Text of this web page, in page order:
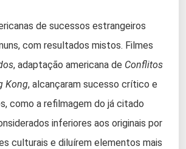
de sucessos estrangeiros
com resultados mistos. Filmes
, adaptação americana de Conflitos
Kong, alcançaram sucesso crítico e
como a refilmagem do já citado
inferiores aos originais por
culturais e diluírem elementos mais